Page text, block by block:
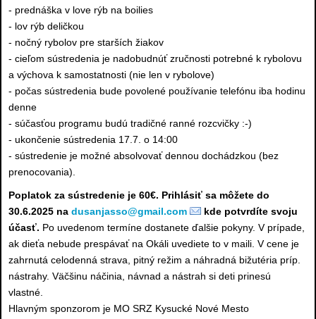
- prednáška v love rýb na boilies
- lov rýb deličkou
- nočný rybolov pre starších žiakov
- cieľom sústredenia je nadobudnúť zručnosti potrebné k rybolovu
a výchova k samostatnosti (nie len v rybolove)
- počas sústredenia bude povolené používanie telefónu iba hodinu
denne
- súčasťou programu budú tradičné ranné rozcvičky :-)
- ukončenie sústredenia 17.7. o 14:00
- sústredenie je možné absolvovať dennou dochádzkou (bez
prenocovania).
Poplatok za sústredenie je 60€. Prihlásiť sa môžete do
30.6.2025 na dusanjasso@gmail.com
kde potvrdíte svoju
účasť. Po uvedenom termíne dostanete ďalšie pokyny. V prípade,
ak dieťa nebude prespávať na Okáli uvediete to v maili. V cene je
zahrnutá celodenná strava, pitný režim a náhradná bižutéria príp.
nástrahy. Väčšinu náčinia, návnad a nástrah si deti prinesú
vlastné.
Hlavným sponzorom je MO SRZ Kysucké Nové Mesto